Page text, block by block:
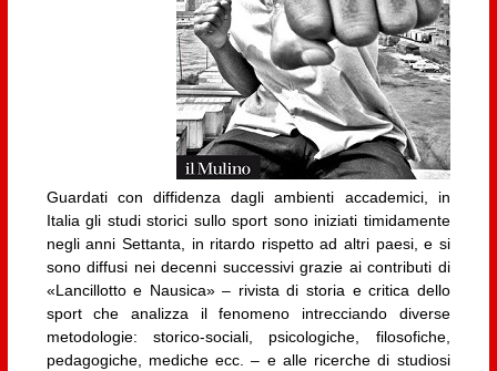
Guardati con diffidenza dagli ambienti accademici, in
Italia gli studi storici sullo sport sono iniziati timidamente
negli anni Settanta, in ritardo rispetto ad altri paesi, e si
sono diffusi nei decenni successivi grazie ai contributi di
«Lancillotto e Nausica» – rivista di storia e critica dello
sport che analizza il fenomeno intrecciando diverse
metodologie: storico-sociali, psicologiche, filosofiche,
pedagogiche, mediche ecc. – e alle ricerche di studiosi